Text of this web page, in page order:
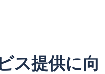
ス提供に向